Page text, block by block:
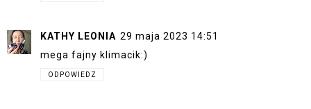
KATHY LEONIA 29 maja 2023 14:51
mega fajny klimacik:)
ODPOWIEDZ